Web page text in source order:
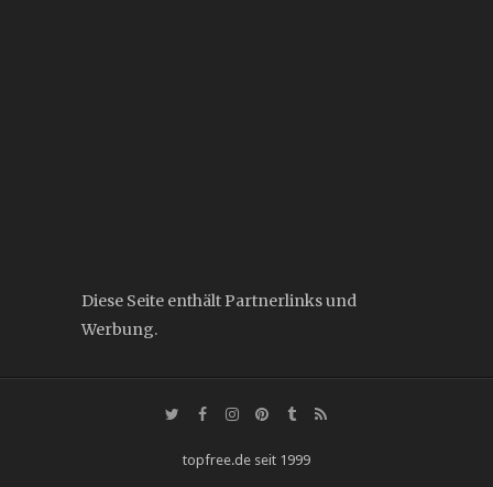
Diese Seite enthält Partnerlinks und
Werbung.
topfree.de seit 1999